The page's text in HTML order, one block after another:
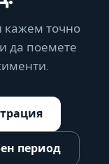
кажем точно
да поемете
период